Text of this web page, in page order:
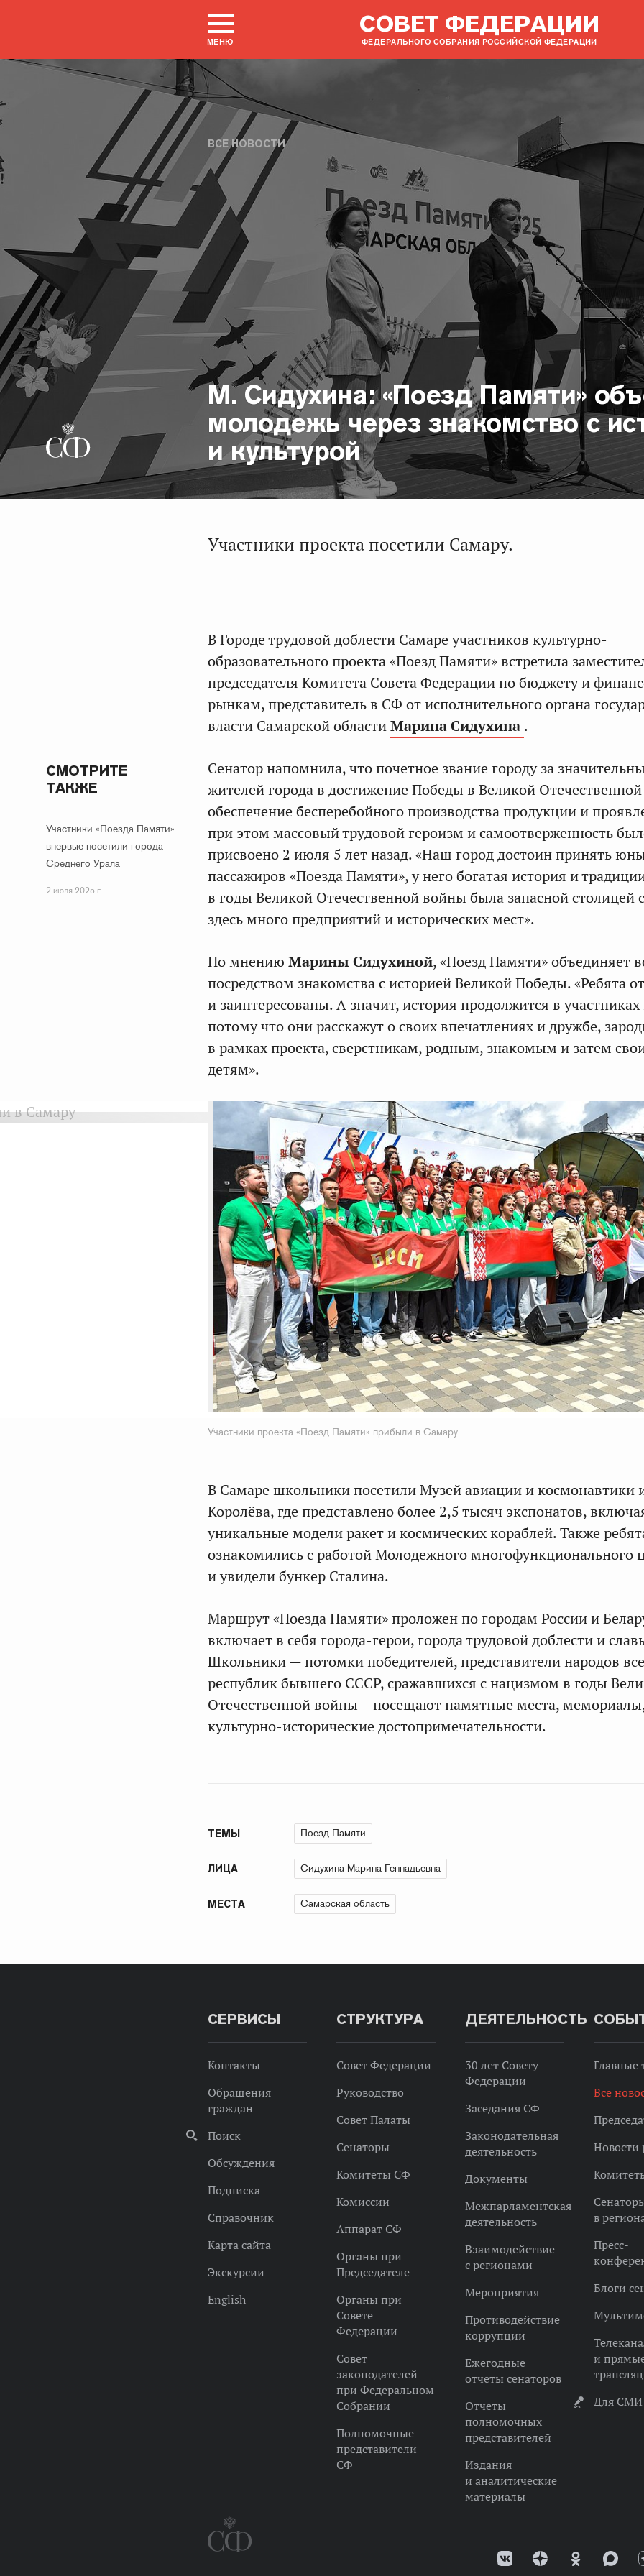
МЕНЮ
СОВЕТ ФЕДЕРАЦИИ
ФЕДЕРАЛЬНОГО СОБРАНИЯ РОССИЙСКОЙ ФЕДЕРАЦИИ
ВСЕ НОВОСТИ
М. Сидухина: «Поезд Памяти»
молодежь через знакомство с
и культурой
Участники проекта посетили Самару.
В Городе трудовой доблести Самаре участников культурно-
образовательного проекта «Поезд Памяти» встретила
председателя Комитета Совета Федерации по бюджету и
рынкам, представитель в СФ от исполнительного органа
власти Самарской областиМарина Сидухина .
СМОТРИТЕ
ТАКЖЕ
Участники «Поезда Памяти»
впервые посетили города
Среднего Урала
2 июля 2025 г.
Сенатор напомнила, что почетное звание городу за
жителей города в достижение Победы в Великой
обеспечение бесперебойного производства продукции и
при этом массовый трудовой героизм и самоотверженность
присвоено 2 июля 5 лет назад. «Наш город достоин принять
пассажиров «Поезда Памяти», у него богатая история и
в годы Великой Отечественной войны была запасной столицей
здесь много предприятий и исторических мест».
По мнению Марины Сидухиной, «Поезд Памяти» объединяет
посредством знакомства с историей Великой Победы. «Ребята
и заинтересованы. А значит, история продолжится в участниках
потому что они расскажут о своих впечатлениях и дружбе,
в рамках проекта, сверстникам, родным, знакомым и затем
детям».
Участники проекта «Поезд Памяти» прибыли в Самару
В Самаре школьники посетили Музей авиации и космонавтики
Королёва, где представлено более 2,5 тысяч экспонатов,
уникальные модели ракет и космических кораблей. Также
ознакомились с работой Молодежного многофункционального
и увидели бункер Сталина.
Маршрут «Поезда Памяти» проложен по городам России и
включает в себя города-герои, города трудовой доблести и
Школьники — потомки победителей, представители народов
республик бывшего СССР, сражавшихся с нацизмом в годы
Отечественной войны – посещают памятные места,
культурно-исторические достопримечательности.
ТЕМЫ Поезд Памяти
ЛИЦА Сидухина Марина Геннадьевна
МЕСТА Самарская область
СЕРВИСЫ
Контакты
Обращения
граждан
Поиск
Обсуждения
Подписка
Справочник
Карта сайта
Экскурсии
English
СТРУКТУРА
Совет Федерации
Руководство
Совет Палаты
Сенаторы
Комитеты СФ
Комиссии
Аппарат СФ
Органы при
Председателе
Органы при
Совете
Федерации
Совет
законодателей
при Федеральном
Собрании
Полномочные
представители
СФ
ДЕЯТЕЛЬНОСТЬ
30 лет Совету
Федерации
Заседания СФ
Законодательная
деятельность
Документы
Межпарламентская
деятельность
Взаимодействие
с регионами
Мероприятия
Противодействие
коррупции
Ежегодные
отчеты сенаторов
Отчеты
полномочных
представителей
Издания
и аналитические
материалы
Главные
Все
Новости
в
Пресс-
Блоги
и
Для СМИ